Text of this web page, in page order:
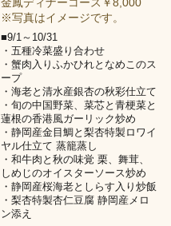
金鳳ディナーコース￥8,000
※写真はイメージです。
■9/1～10/31
・五種冷菜盛り合わせ
・蟹肉入りふかひれとなめこのス
ープ
・海老と清水産銀杏の秋彩仕立て
・旬の中国野菜、菜芯と青梗菜と
蓮根の香港風ガーリック炒め
・静岡産金目鯛と梨杏特製ロワイ
ヤル仕立て 蒸籠蒸し
・和牛肉と秋の味覚 栗、舞茸、
しめじのオイスターソース炒め
・静岡産桜海老としらす入り炒飯
・梨杏特製杏仁豆腐 静岡産メロ
ン添え